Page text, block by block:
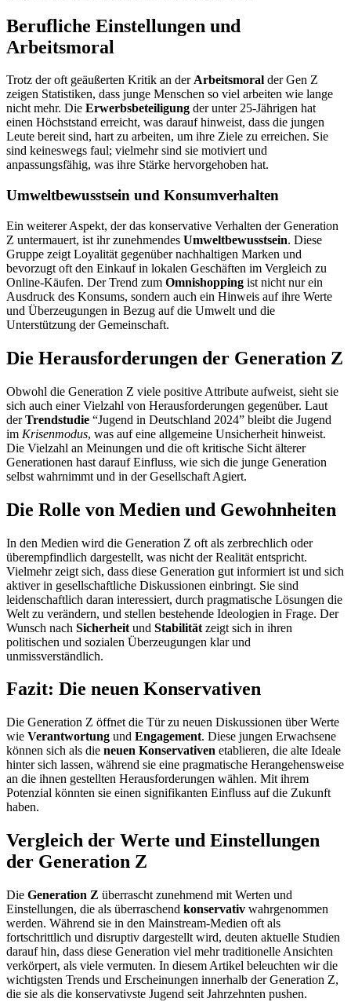
Berufliche Einstellungen und
Arbeitsmoral
Trotz der oft geäußerten Kritik an derArbeitsmoral der Gen Z
zeigen Statistiken, dass junge Menschen so viel arbeiten wie lange
nicht mehr. Die Erwerbsbeteiligung der unter 25-Jährigen hat
einen Höchststand erreicht, was darauf hinweist, dass die jungen
Leute bereit sind, hart zu arbeiten, um ihre Ziele zu erreichen. Sie
sind keineswegs faul; vielmehr sind sie motiviert und
anpassungsfähig, was ihre Stärke hervorgehoben hat.
Umweltbewusstsein und Konsumverhalten
Ein weiterer Aspekt, der das konservative Verhalten der Generation
Z untermauert, ist ihr zunehmendes Umweltbewusstsein. Diese
Gruppe zeigt Loyalität gegenüber nachhaltigen Marken und
bevorzugt oft den Einkauf in lokalen Geschäften im Vergleich zu
Online-Käufen. Der Trend zum Omnishopping ist nicht nur ein
Ausdruck des Konsums, sondern auch ein Hinweis auf ihre Werte
und Überzeugungen in Bezug auf die Umwelt und die
Unterstützung der Gemeinschaft.
Die Herausforderungen der Generation Z
Obwohl die Generation Z viele positive Attribute aufweist, sieht sie
sich auch einer Vielzahl von Herausforderungen gegenüber. Laut
derTrendstudie “Jugend in Deutschland 2024” bleibt die Jugend
im Krisenmodus, was auf eine allgemeine Unsicherheit hinweist.
Die Vielzahl an Meinungen und die oft kritische Sicht älterer
Generationen hast darauf Einfluss, wie sich die junge Generation
selbst wahrnimmt und in der Gesellschaft Agiert.
Die Rolle von Medien und Gewohnheiten
In den Medien wird die Generation Z oft als zerbrechlich oder
überempfindlich dargestellt, was nicht der Realität entspricht.
Vielmehr zeigt sich, dass diese Generation gut informiert ist und sich
aktiver in gesellschaftliche Diskussionen einbringt. Sie sind
leidenschaftlich daran interessiert, durch pragmatische Lösungen die
Welt zu verändern, und stellen bestehende Ideologien in Frage. Der
Wunsch nach Sicherheit und Stabilität zeigt sich in ihren
politischen und sozialen Überzeugungen klar und
unmissverständlich.
Fazit: Die neuen Konservativen
Die Generation Z öffnet die Tür zu neuen Diskussionen über Werte
wie Verantwortung und Engagement. Diese jungen Erwachsene
können sich als die neuen Konservativen etablieren, die alte Ideale
hinter sich lassen, während sie eine pragmatische Herangehensweise
an die ihnen gestellten Herausforderungen wählen. Mit ihrem
Potenzial könnten sie einen signifikanten Einfluss auf die Zukunft
haben.
Vergleich der Werte und Einstellungen
der Generation Z
Die Generation Z überrascht zunehmend mit Werten und
Einstellungen, die als überraschend konservativ wahrgenommen
werden. Während sie in den Mainstream-Medien oft als
fortschrittlich und disruptiv dargestellt wird, deuten aktuelle Studien
darauf hin, dass diese Generation viel mehr traditionelle Ansichten
verkörpert, als viele vermuten. In diesem Artikel beleuchten wir die
wichtigsten Trends und Erscheinungen innerhalb der Generation Z,
die sie als die konservativste Jugend seit Jahrzehnten pushen.